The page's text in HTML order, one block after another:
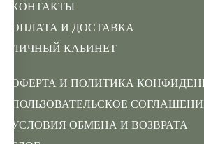
КОНТАКТЫ
ОПЛАТА И ДОСТАВКА
ЛИЧНЫЙ КАБИНЕТ
ОФЕРТА И ПОЛИТИКА
ПОЛЬЗОВАТЕЛЬСКОЕ
УСЛОВИЯ ОБМЕНА И ВОЗВРАТА